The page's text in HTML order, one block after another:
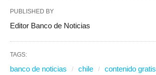
PUBLISHED BY
Editor Banco de Noticias
TAGS:
banco de noticias chile contenido gratis